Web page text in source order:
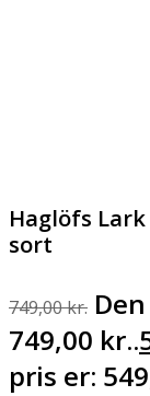
Haglöfs
sort
749,00kr.
749,00 kr..
pris er: